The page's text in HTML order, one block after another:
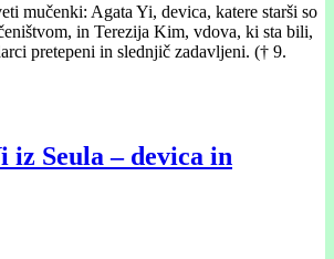
mučenki: Agata Yi, devica, katere starši so
in Terezija Kim, vdova, ki sta bili,
pretepeni in slednjič zadavljeni. († 9.
iz Seula – devica in